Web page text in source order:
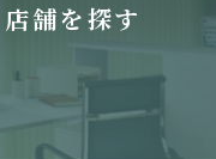
舗を探す